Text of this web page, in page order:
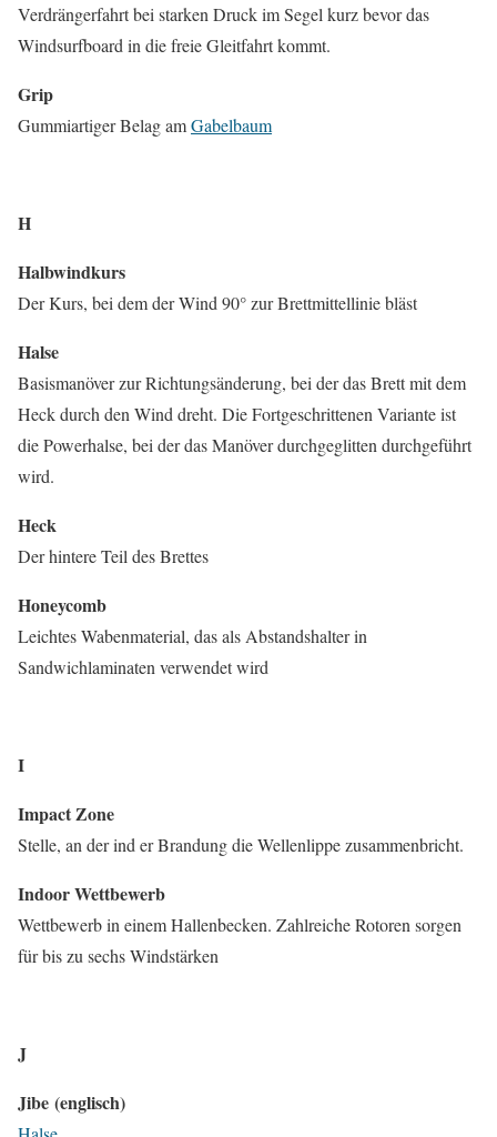
Verdrängerfahrt bei starken Druck im Segel kurz bevor das
Windsurfboard in die freie Gleitfahrt kommt.
Grip
Gummiartiger Belag amGabelbaum
H
Halbwindkurs
Der Kurs, bei dem der Wind 90° zur Brettmittellinie bläst
Halse
Basismanöver zur Richtungsänderung, bei der das Brett mit dem
Heck durch den Wind dreht. Die Fortgeschrittenen Variante ist
die Powerhalse, bei der das Manöver durchgeglitten durchgeführt
wird.
Heck
Der hintere Teil des Brettes
Honeycomb
Leichtes Wabenmaterial, das als Abstandshalter in
Sandwichlaminaten verwendet wird
I
Impact Zone
Stelle, an der ind er Brandung die Wellenlippe zusammenbricht.
Indoor Wettbewerb
Wettbewerb in einem Hallenbecken. Zahlreiche Rotoren sorgen
für bis zu sechs Windstärken
J
Jibe (englisch)